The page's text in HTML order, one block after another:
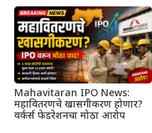
Mahavitaran IPO News:
महावितरणचे खासगीकरण होणार?
वर्कर्स फेडरेशनचा मोठा आरोप